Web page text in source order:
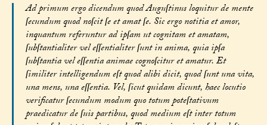
Ad primum ergo dicendum quod Auguſtinus loquitur de mente
ſecundum quod noſcit ſe et amat ſe. Sic ergo notitia et amor,
inquantum referuntur ad ipſam ut cognitam et amatam,
ſubſtantialiter vel eſſentialiter ſunt in anima, quia ipſa
ſubſtantia vel eſſentia animae cognoſcitur et amatur. Et
ſimiliter intelligendum eſt quod alibi dicit, quod ſunt una vita,
una mens, una eſſentia. Vel, ſicut quidam dicunt, haec locutio
verificatur ſecundum modum quo totum poteſtativum
praedicatur de ſuis partibus, quod medium eſt inter totum